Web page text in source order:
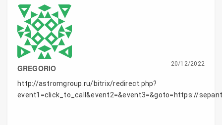
GREGORIO 20/12/2022
http://astromgroup.ru/bitrix/redirect.php?
event1=click_to_call&event2=&event3=&goto=https://